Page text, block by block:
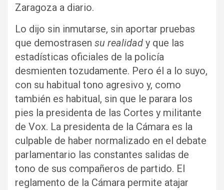
Zaragoza a diario.
Lo dijo sin inmutarse, sin aportar pruebas
que demostrasen su realidad y que las
estadísticas oficiales de la policía
desmienten tozudamente. Pero él a lo suyo,
con su habitual tono agresivo y, como
también es habitual, sin que le parara los
pies la presidenta de las Cortes y militante
de Vox. La presidenta de la Cámara es la
culpable de haber normalizado en el debate
parlamentario las constantes salidas de
tono de sus compañeros de partido. El
reglamento de la Cámara permite atajar